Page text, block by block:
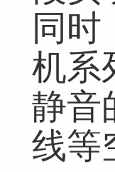
同时
机系
静音
线等